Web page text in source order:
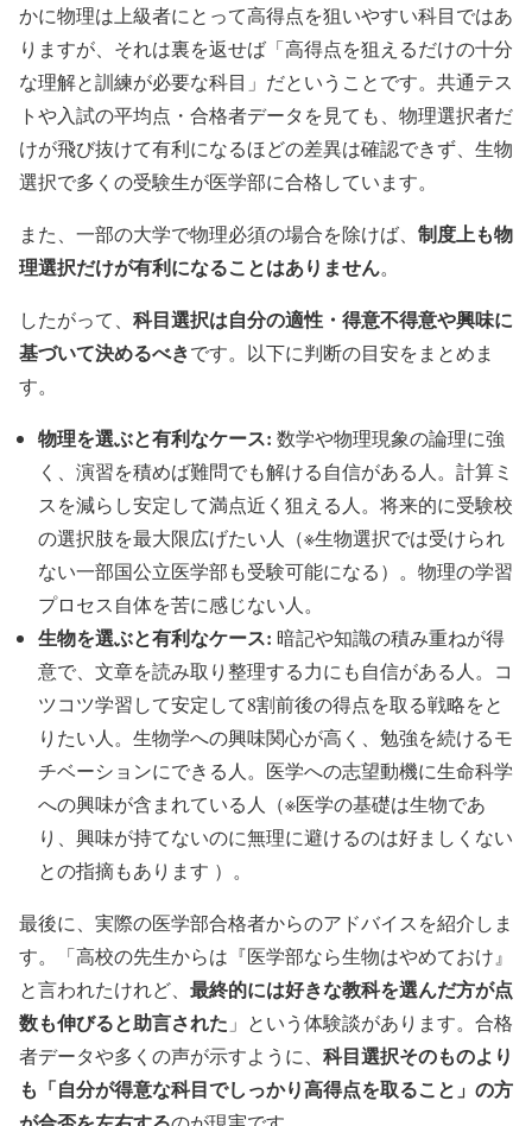
かに物理は上級者にとって高得点を狙いやすい科目ではあ
りますが、それは裏を返せば「高得点を狙えるだけの十分
な理解と訓練が必要な科目」だということです。共通テス
トや入試の平均点・合格者データを見ても、物理選択者だ
けが飛び抜けて有利になるほどの差異は確認できず、生物
選択で多くの受験生が医学部に合格しています。
また、一部の大学で物理必須の場合を除けば、 制度上も物
理選択だけが有利になることはありません。
したがって、 科目選択は自分の適性・得意不得意や興味に
基づいて決めるべきです。以下に判断の目安をまとめま
す。
物理を選ぶと有利なケース: 数学や物理現象の論理に強
く、演習を積めば難問でも解ける自信がある人。計算ミ
スを減らし安定して満点近く狙える人。将来的に受験校
の選択肢を最大限広げたい人（※生物選択では受けられ
ない一部国公立医学部も受験可能になる）。物理の学習
プロセス自体を苦に感じない人。
生物を選ぶと有利なケース: 暗記や知識の積み重ねが得
意で、文章を読み取り整理する力にも自信がある人。コ
ツコツ学習して安定して8割前後の得点を取る戦略をと
りたい人。生物学への興味関心が高く、勉強を続けるモ
チベーションにできる人。医学への志望動機に生命科学
への興味が含まれている人（※医学の基礎は生物であ
り、興味が持てないのに無理に避けるのは好ましくない
との指摘もあります ）。
最後に、実際の医学部合格者からのアドバイスを紹介しま
す。「高校の先生からは『医学部なら生物はやめておけ』
と言われたけれど、 最終的には好きな教科を選んだ方が点
数も伸びると助言された 」という体験談があります。合格
者データや多くの声が示すように、 科目選択そのものより
も「自分が得意な科目でしっかり高得点を取ること」の方